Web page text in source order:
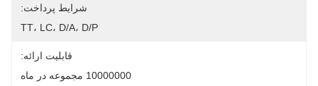
شرایط پرداخت:
TT، LC، D/A، D/P
قابلیت ارائه:
10000000 مجموعه در ماه